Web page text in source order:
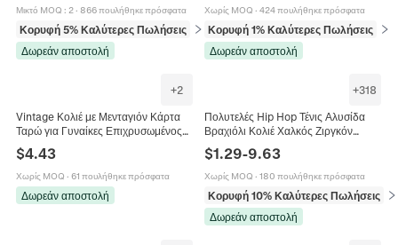
Μικτό MOQ : 2· 866 πουλήθηκε πρόσφατα
Κορυφή 5% Καλύτερες Πωλήσεις
σε Κολιέ
Δωρεάν αποστολή
Χωρίς MOQ · 424 πουλήθηκε πρόσφατα
Κορυφή 1% Καλύτερες Πωλήσεις
σε
Δωρεάν αποστολή
+2
Vintage Κολιέ με Μενταγιόν Κάρτα
Ταρώ για Γυναίκες Επιχρυσωμένος
Χαλκός Τεχνητό Κρύσταλλο Ήλιος
Φεγγάρι Αστέρι Κοσμήματα Δώρο
$4.43
Χωρίς MOQ · 61 πουλήθηκε πρόσφατα
Δωρεάν αποστολή
+318
Πολυτελές Hip Hop Τένις Αλυσίδα
Βραχιόλι Κολιέ Χαλκός Ζιργκόν
Στρογγυλή Κοπή Κοσμήματα Για
Άνδρες Γυναίκες
$1.29-9.63
Χωρίς MOQ · 180 πουλήθηκε πρόσφατα
Κορυφή 10% Καλύτερες Πωλήσεις
Δωρεάν αποστολή